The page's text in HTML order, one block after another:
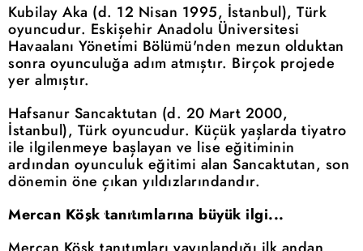
Kubilay Aka (d. 12 Nisan 1995, İstanbul), Türk
oyuncudur. Eskişehir Anadolu Üniversitesi
Havaalanı Yönetimi Bölümü'nden mezun olduktan
sonra oyunculuğa adım atmıştır. Birçok projede
yer almıştır.
Hafsanur Sancaktutan (d. 20 Mart 2000,
İstanbul), Türk oyuncudur. Küçük yaşlarda tiyatro
ile ilgilenmeye başlayan ve lise eğitiminin
ardından oyunculuk eğitimi alan Sancaktutan, son
dönemin öne çıkan yıldızlarındandır.
Mercan Köşk tanıtımlarına büyük ilgi...